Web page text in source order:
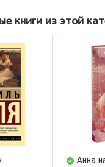
книги из этой
Анна